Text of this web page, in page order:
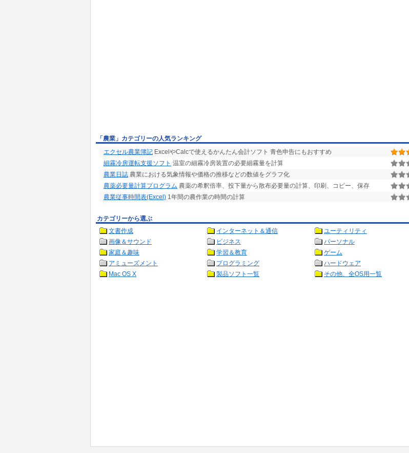
「農業」カテゴリーの人気ランキング
エクセル農業簿記 ExcelやCalcで使えるかんたん会計ソフト 青色申告にもおすすめ
細霧冷房運転支援ソフト 温室の細霧冷房装置の必要細霧量を計算
農業日誌 農業における気象情報や価格の推移などの数値をグラフ化
農薬必要量計算プログラム 農薬の希釈倍率、投下量から散布必要量の計算、印刷、コピー、保存
農業従事時間表(Excel) 1年間の農作業の時間の計算
カテゴリーから選ぶ
文書作成
インターネット＆通信
ユーティリティ
画像＆サウンド
ビジネス
パーソナル
家庭＆趣味
学習＆教育
ゲーム
アミューズメント
プログラミング
ハードウェア
Mac OS X
製品ソフト一覧 その他、全OS用一覧